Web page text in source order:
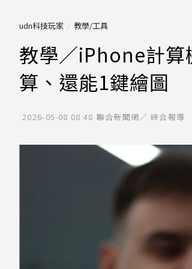
udn科技玩家 教學/工具
教學／iPhone計算
算、還能1鍵繪圖
2026-05-08 08:48 聯合新聞網／ 綜合報導